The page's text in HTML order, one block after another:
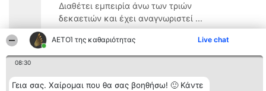
ΑΕΤΟΊ της καθαριότητας Live chat
08:30
Γεια σας. Χαίρομαι που θα σας βοηθήσω! 🙂 Κάντε
Διαθέτει εμπειρία άνω των τριών
δεκαετιών και έχει αναγνωριστεί ...
9.5
Διοργανωτής της
Κατάταξη Επικοινωνία